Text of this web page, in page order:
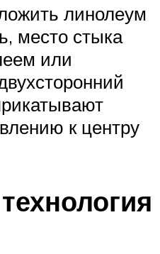
линолеум
место стыка
или
к центру